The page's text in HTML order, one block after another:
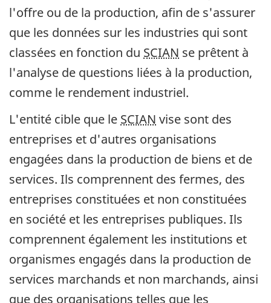
l'offre ou de la production, afin de s'assurer
que les données sur les industries qui sont
classées en fonction du SCIAN se prêtent à
l'analyse de questions liées à la production,
comme le rendement industriel.
L'entité cible que le SCIAN vise sont des
entreprises et d'autres organisations
engagées dans la production de biens et de
services. Ils comprennent des fermes, des
entreprises constituées et non constituées
en société et les entreprises publiques. Ils
comprennent également les institutions et
organismes engagés dans la production de
services marchands et non marchands, ainsi
que des organisations telles que les